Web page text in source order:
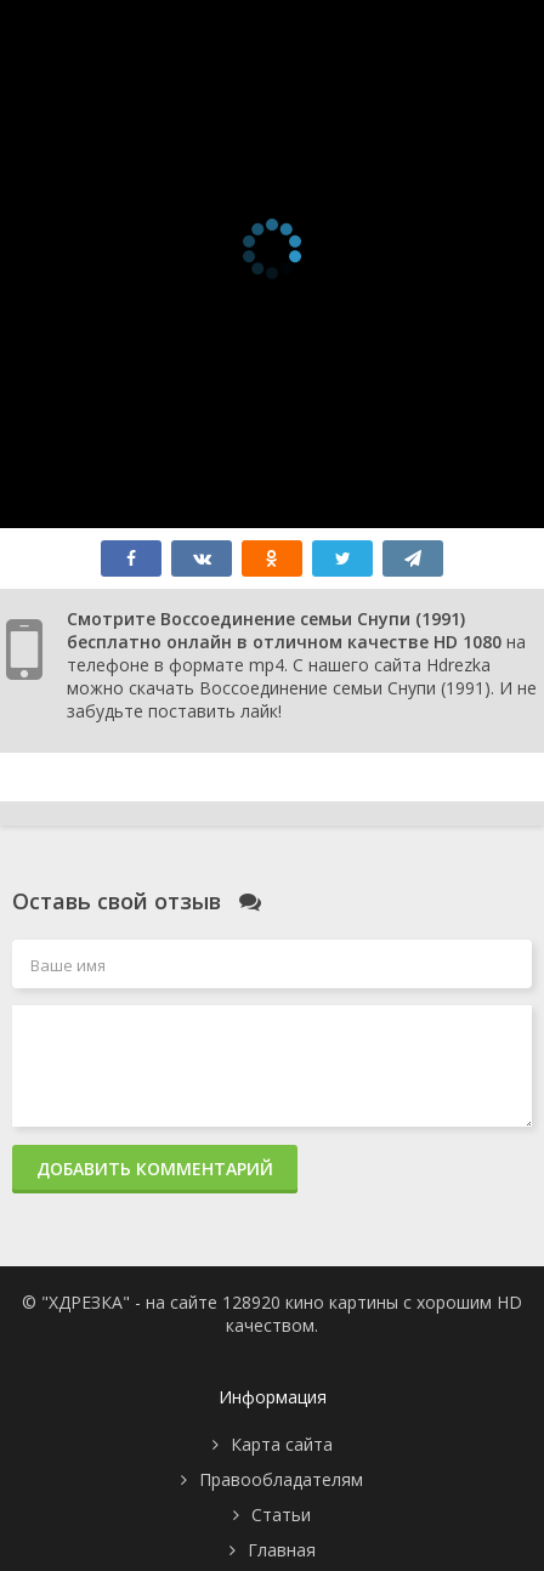
Смотрите Воссоединение семьи Снупи (1991)
бесплатно онлайн в отличном качестве HD 1080 на
телефоне в формате mp4. С нашего сайта Hdrezka
можно скачать Воссоединение семьи Снупи (1991). И не
забудьте поставить лайк!
Оставь свой отзыв
ДОБАВИТЬ КОММЕНТАРИЙ
© "ХДРЕЗКА" - на сайте 128920 кино картины с хорошим HD
качеством.
Информация
Карта сайта
Правообладателям
Статьи
Главная